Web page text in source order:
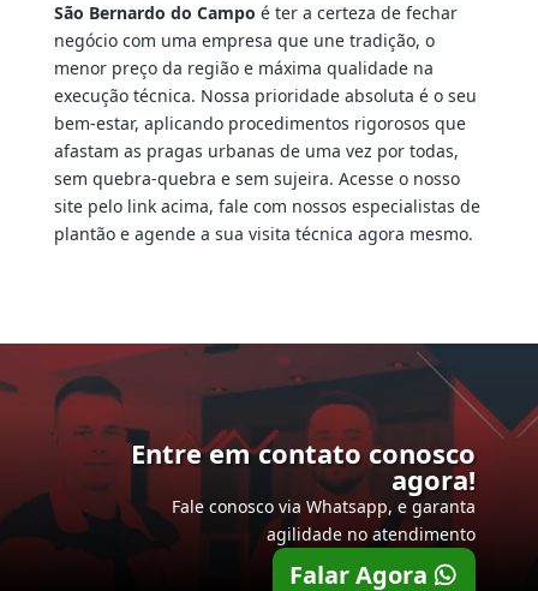
São Bernardo do Campo é ter a certeza de fechar
negócio com uma empresa que une tradição, o
menor preço da região e máxima qualidade na
execução técnica. Nossa prioridade absoluta é o seu
bem-estar, aplicando procedimentos rigorosos que
afastam as pragas urbanas de uma vez por todas,
sem quebra-quebra e sem sujeira. Acesse o nosso
site pelo link acima, fale com nossos especialistas de
plantão e agende a sua visita técnica agora mesmo.
Entre em contato conosco
agora!
Fale conosco via Whatsapp, e garanta
agilidade no atendimento
Falar Agora